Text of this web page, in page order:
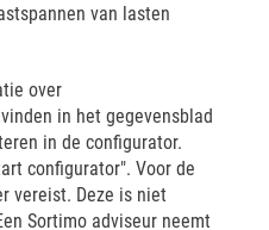
van lasten
over
in het gegevensblad
in de configurator.
configurator". Voor de
vereist. Deze is niet
Sortimo adviseur neemt